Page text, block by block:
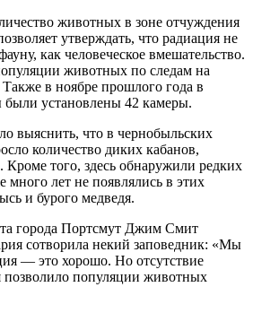
животных в зоне отчуждения
утверждать, что радиация не
как человеческое вмешательство.
животных по следам на
в ноябре прошлого года в
были установлены 42 камеры.
выяснить, что в чернобыльских
количество диких кабанов,
Кроме того, здесь обнаружили редких
лет не появлялись в этих
и бурого медведя.
города Портсмут Джим Смит
сотворила некий заповедник: «Мы
— это хорошо. Но отсутствие
позволило популяции животных